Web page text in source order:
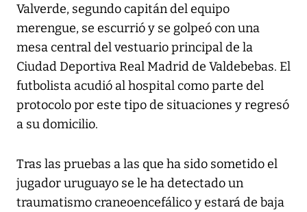
Valverde, segundo capitán del equipo
merengue, se escurrió y se golpeó con una
mesa central del vestuario principal de la
Ciudad Deportiva Real Madrid de Valdebebas. El
futbolista acudió al hospital como parte del
protocolo por este tipo de situaciones y regresó
a su domicilio.
Tras las pruebas a las que ha sido sometido el
jugador uruguayo se le ha detectado un
traumatismo craneoencefálico y estará de baja